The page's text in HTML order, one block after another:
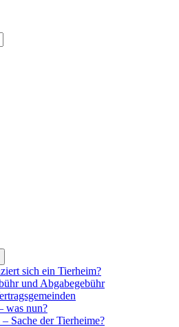
sich ein Tierheim?
und Abgabegebühr
was nun?
Sache der Tierheime?